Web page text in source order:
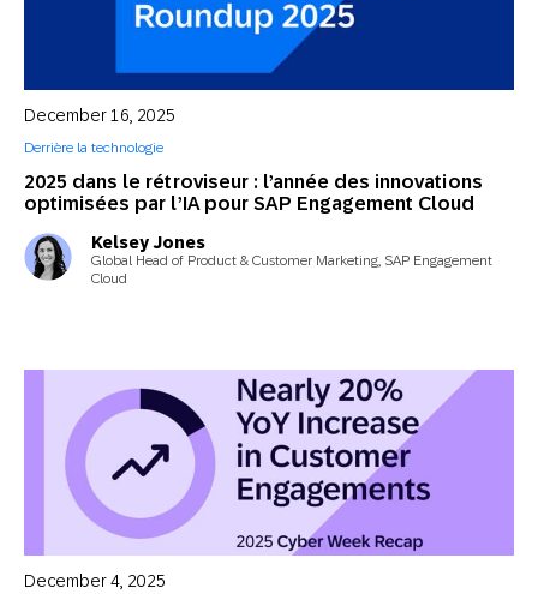
2025 dans le rétroviseur : l’année des innovations
optimisées par l’IA pour SAP Engagement Cloud
December 16, 2025
Derrière la technologie
Kelsey Jones
Global Head of Product & Customer Marketing, SAP Engagement
Cloud
December 4, 2025